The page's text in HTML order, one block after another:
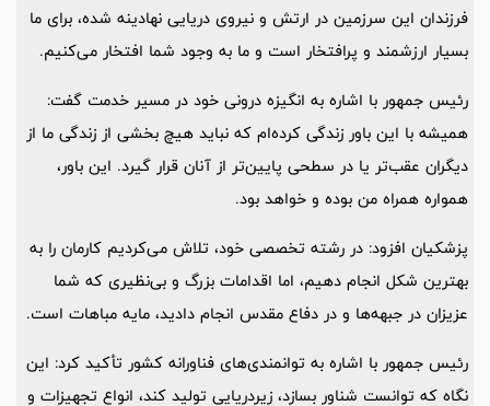
فرزندان این سرزمین در ارتش و نیروی دریایی نهادینه شده، برای ما
بسیار ارزشمند و پرافتخار است و ما به وجود شما افتخار می‌کنیم.
رئیس جمهور با اشاره به انگیزه درونی خود در مسیر خدمت گفت:
همیشه با این باور زندگی کرده‌ام که نباید هیچ بخشی از زندگی ما از
دیگران عقب‌تر یا در سطحی پایین‌تر از آنان قرار گیرد. این باور،
همواره همراه من بوده و خواهد بود.
پزشکیان افزود: در رشته تخصصی خود، تلاش می‌کردیم کارمان را به
بهترین شکل انجام دهیم، اما اقدامات بزرگ و بی‌نظیری که شما
عزیزان در جبهه‌ها و در دفاع مقدس انجام دادید، مایه مباهات است.
رئیس جمهور با اشاره به توانمندی‌های فناورانه کشور تأکید کرد: این
نگاه که توانست شناور بسازد، زیردریایی تولید کند، انواع تجهیزات و